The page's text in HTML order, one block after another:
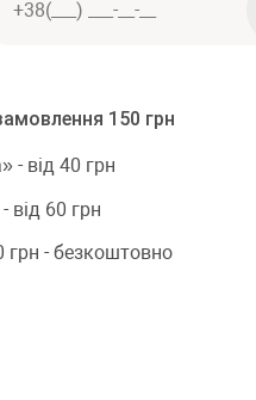
150 грн
- від 40 грн
60 грн
грн - безкоштовно